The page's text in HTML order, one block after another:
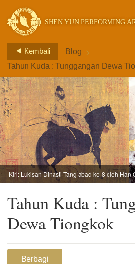
SHEN YUN PERFORMING
Kembali Blog >
Tahun Kuda : Tunggangan Dewa
Kiri: Lukisan Dinasti Tang abad ke-8 oleh Han
pengembala(牧马 图)'; Kanan: Ilustrasi dari
Tahun Kuda :
Dewa Tiongkok
Berbagi